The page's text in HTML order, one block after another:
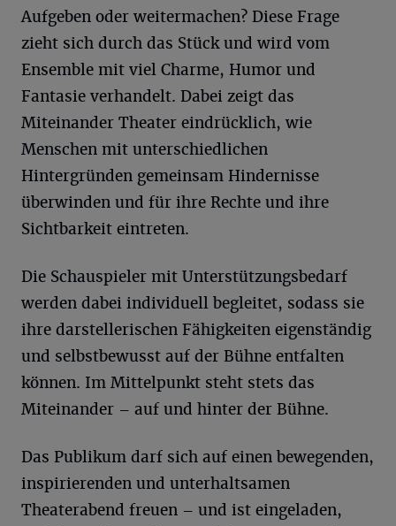
Aufgeben oder weitermachen? Diese Frage
zieht sich durch das Stück und wird vom
Ensemble mit viel Charme, Humor und
Fantasie verhandelt. Dabei zeigt das
Miteinander Theater eindrücklich, wie
Menschen mit unterschiedlichen
Hintergründen gemeinsam Hindernisse
überwinden und für ihre Rechte und ihre
Sichtbarkeit eintreten.
Die Schauspieler mit Unterstützungsbedarf
werden dabei individuell begleitet, sodass sie
ihre darstellerischen Fähigkeiten eigenständig
und selbstbewusst auf der Bühne entfalten
können. Im Mittelpunkt steht stets das
Miteinander – auf und hinter der Bühne.
Das Publikum darf sich auf einen bewegenden,
inspirierenden und unterhaltsamen
Theaterabend freuen – und ist eingeladen,